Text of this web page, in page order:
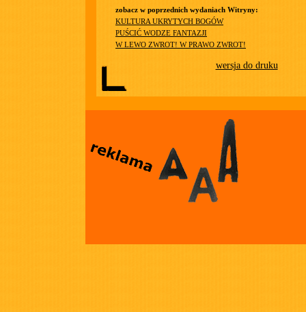
zobacz w poprzednich wydaniach Witryny:
KULTURA UKRYTYCH BOGÓW
PUŚCIĆ WODZE FANTAZJI
W LEWO ZWROT! W PRAWO ZWROT!
wersja do druku